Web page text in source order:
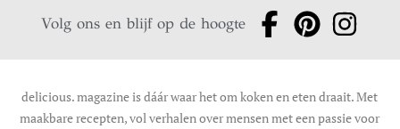
Volg ons en blijf op de hoogte
delicious. magazine is dáár waar het om koken en eten draait. Met
maakbare recepten, vol verhalen over mensen met een passie voor